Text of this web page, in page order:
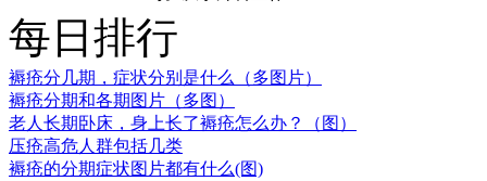
及窦道清除临床经
验丰富。.
学科带头人：
赵建林，毕业于山
西中医学院，专业
从事中医外科临床
每日排行
褥疮分几期，症状分别是什么（多图片）
褥疮分期和各期图片（多图）
老人长期卧床，身上长了褥疮怎么办？（图）
压疮高危人群包括几类
褥疮的分期症状图片都有什么(图)